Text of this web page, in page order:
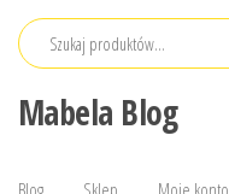
Przejdź
Mabela Blog
Blog Sklep Moje konto